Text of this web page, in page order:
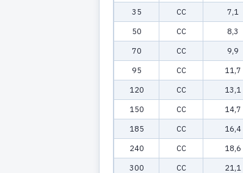
35
CC 7,1
50
CC 8,3
70
CC 9,9
95
CC 11,7
120
CC 13,1
150
CC 14,7
185
CC 16,4
240
CC 18,6
300
CC 21,1